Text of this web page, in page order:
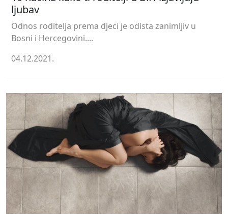
ljubav
Odnos roditelja prema djeci je odista zanimljiv u
Bosni i Hercegovini....
04.12.2021.